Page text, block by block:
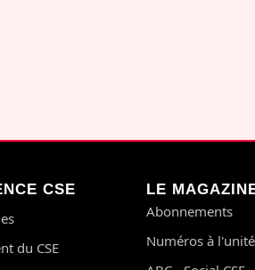
CSE
du CSE
LE
Abonnements
Numéros à l'unité